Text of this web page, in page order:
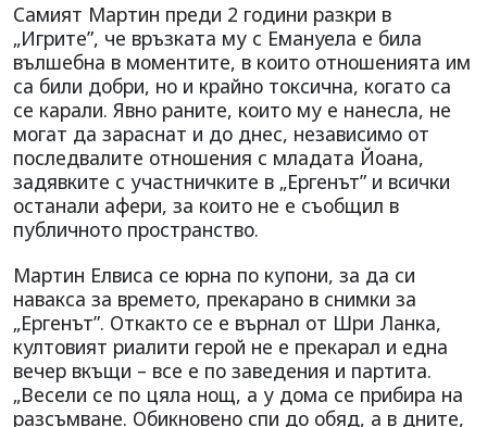
Самият Мартин преди 2 години разкри в
„Игрите”, че връзката му с Емануела е била
вълшебна в моментите, в които отношенията им
са били добри, но и крайно токсична, когато са
се карали. Явно раните, които му е нанесла, не
могат да зараснат и до днес, независимо от
последвалите отношения с младата Йоана,
задявките с участничките в „Ергенът” и всички
останали афери, за които не е съобщил в
публичното пространство.
Мартин Елвиса се юрна по купони, за да си
навакса за времето, прекарано в снимки за
„Ергенът”. Откакто се е върнал от Шри Ланка,
култовият риалити герой не е прекарал и една
вечер вкъщи – все е по заведения и партита.
„Весели се по цяла нощ, а у дома се прибира на
разсъмване. Обикновено спи до обяд, а в дните,